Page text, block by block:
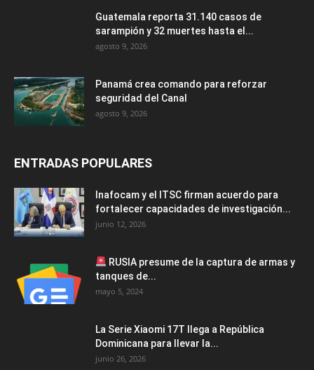
Guatemala reporta 31.140 casos de
sarampión y 32 muertes hasta el...
agosto 9, 2026
Panamá crea comando para reforzar
seguridad del Canal
agosto 9, 2026
ENTRADAS POPULARES
Inafocam y el ITSC firman acuerdo para
fortalecer capacidades de investigación...
junio 12, 2026
RUSIA presume de la captura de armas y
tanques de...
mayo 5, 2024
La Serie Xiaomi 17T llega a República
Dominicana para llevar la...
junio 26, 2026